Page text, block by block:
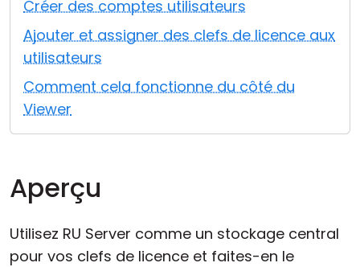
Créer des comptes utilisateurs
Ajouter et assigner des clefs de licence aux
utilisateurs
Comment cela fonctionne du côté du
Viewer
Aperçu
Utilisez RU Server comme un stockage central
pour vos clefs de licence et faites-en le
Cloud et sur site